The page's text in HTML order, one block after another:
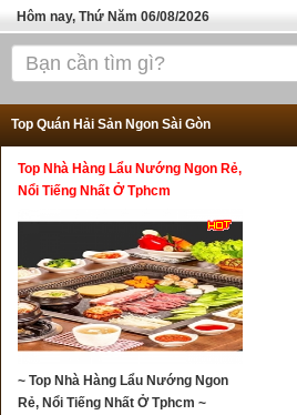
Hôm nay, Thứ Năm 06/08/2026
Trang chủ
Thực Phẩm Nông Hải Sản
TOP QUÁN ĂN
ĐỊA ĐIỂM ĂN UỐNG HÀ NỘI
Top Quán Hải Sản Ngon Sài Gòn
Top Nhà Hàng Lẩu Nướng Ngon Rẻ,
Nổi Tiếng Nhất Ở Tphcm
~ Top Nhà Hàng Lẩu Nướng Ngon
Rẻ, Nổi Tiếng Nhất Ở Tphcm ~